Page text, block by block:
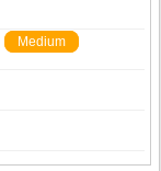
Medium